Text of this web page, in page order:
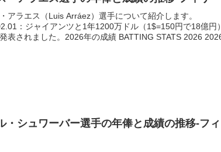
アラエス（Luis Arráez）選手について紹介します。
：ジャイアンツと1年1200万ドル（1$=150円で18億円
表されました。2026年の成績 BATTING STATS 2026
・シュワーバー選手の年俸と成績の推移-フィ